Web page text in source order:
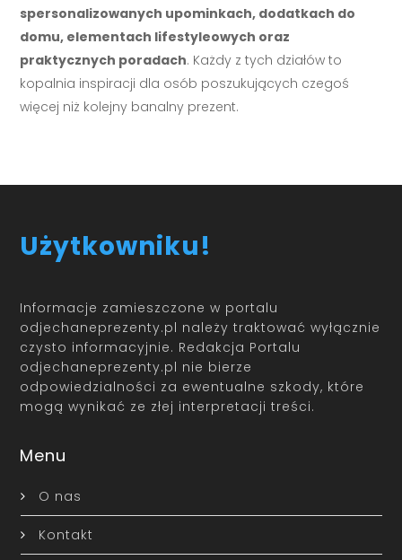
spersonalizowanych upominkach, dodatkach do
domu, elementach lifestyleowych oraz
praktycznych poradach. Każdy z tych działów to
kopalnia inspiracji dla osób poszukujących czegoś
więcej niż kolejny banalny prezent.
Użytkowniku!
Informacje zamieszczone w portalu
odjechaneprezenty.pl należy traktować wyłącznie
czysto informacyjnie. Redakcja Portalu
odjechaneprezenty.pl nie bierze
odpowiedzialności za ewentualne szkody, które
mogą wynikać ze złej interpretacji treści.
Menu
O nas
Kontakt